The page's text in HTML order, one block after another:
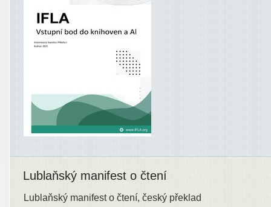
Lublaňský manifest o čtení
Lublaňský manifest o čtení, český překlad